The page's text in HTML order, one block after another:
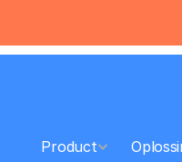
Product